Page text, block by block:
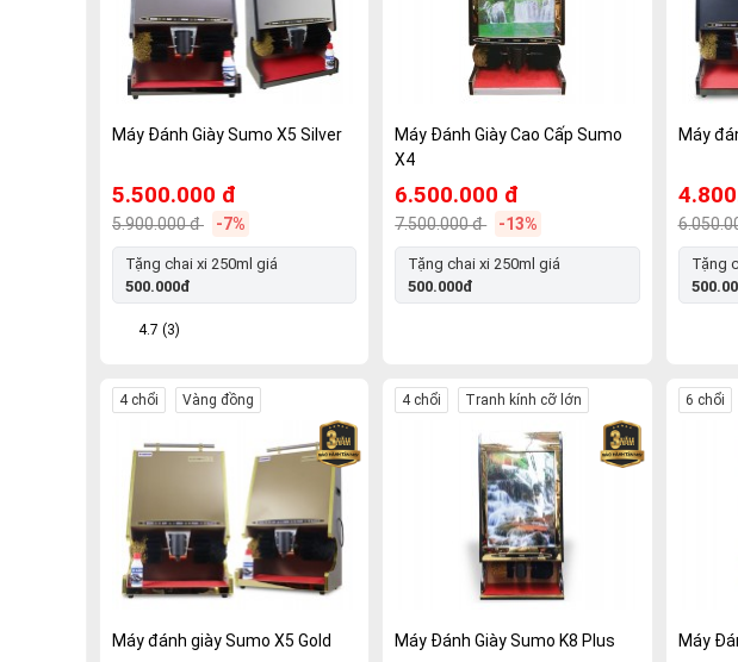
Máy Đánh Giày Sumo X5 Silver
5.500.000 đ
5.900.000 đ -7%
Tặng chai xi 250ml giá
500.000đ
4.7 (3)
Máy Đánh Giày Cao Cấp Sumo
X4
6.500.000 đ
7.500.000 đ -13%
Tặng chai xi 250ml giá
500.000đ
Máy
Tặng
Máy đánh giày Sumo X5 Gold
4 chổi Vàng đồng
Máy Đánh Giày Sumo K8 Plus
4 chổi Tranh kính cỡ lớn
Máy
6 chổi